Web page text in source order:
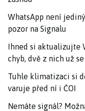
WhatsApp není
pozor na Signalu
Ihned si aktualizujte
chyb, dvě z nich už
Tuhle klimatizaci si
varuje před ní i ČOI
Nemáte signál?